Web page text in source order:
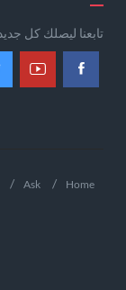
تابعنا ليصلك كل جديد
Home
Ask